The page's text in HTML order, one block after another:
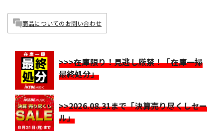
商品についてのお問い合わせ
>>>在庫限り！見逃し厳禁！「在庫一掃
最終処分」
>>2026.08.31まで「決算売り尽くしセー
ル」